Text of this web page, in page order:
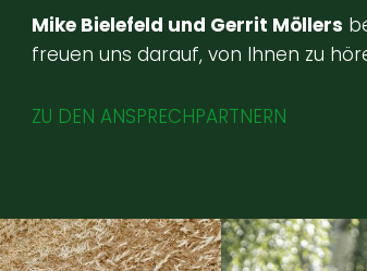
Mike Bielefeld und Gerrit Möllers
freuen uns darauf, von Ihnen zu
ZU DEN ANSPRECHPARTNERN